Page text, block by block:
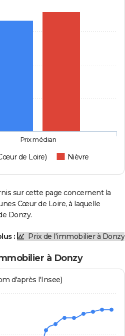
de Loire) Nièvre
Prix médian
sur cette page concernent la
Cœur de Loire, à laquelle
Donzy.
: Prix de l'immobilier à Donzy
à Donzy
d'après l'Insee)